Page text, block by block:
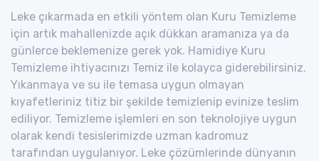
Leke çıkarmada en etkili yöntem olan Kuru Temizleme
için artık mahallenizde açık dükkan aramanıza ya da
günlerce beklemenize gerek yok. Hamidiye Kuru
Temizleme ihtiyacınızı Temiz ile kolayca giderebilirsiniz.
Yıkanmaya ve su ile temasa uygun olmayan
kıyafetleriniz titiz bir şekilde temizlenip evinize teslim
ediliyor. Temizleme işlemleri en son teknolojiye uygun
olarak kendi tesislerimizde uzman kadromuz
tarafından uygulanıyor. Leke çözümlerinde dünyanın